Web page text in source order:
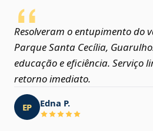
Resolveram o entupimento do
Parque Santa Cecília,
educação e eficiência. Serviço
retorno imediato.
EP Edna P.